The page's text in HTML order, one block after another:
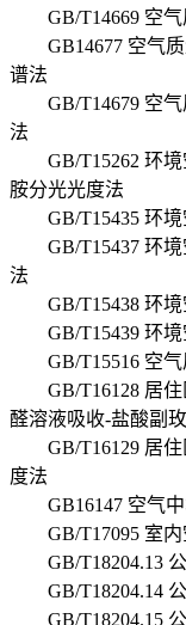
GB/T14669 空气
GB14677 空气质
谱法
GB/T14679 空气
法
GB/T15262 环境
胺分光光度法
GB/T15435 环境
GB/T15437 环境
法
GB/T15438 环境
GB/T15439 环境
GB/T15516 空气
GB/T16128 居住
醛溶液吸收-盐酸副
GB/T16129 居住
度法
GB16147 空气中
GB/T17095 室内
GB/T18204.13 公
GB/T18204.14 公
GB/T18204.15 公